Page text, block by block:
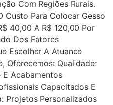
Com Regiões Rurais.
Custo Para Colocar Gesso
40,00 A R$ 120,00 Por
Dos Fatores
Escolher A Atuance
Oferecemos: Qualidade:
E Acabamentos
Capacitados E
Projetos Personalizados